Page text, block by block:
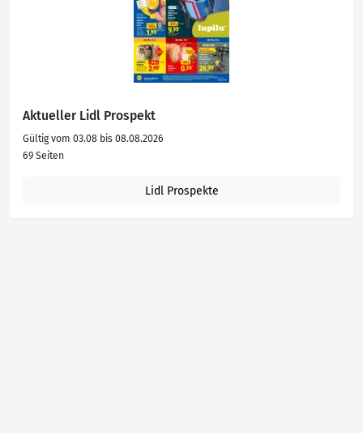
Aktueller Lidl Prospekt
Gültig vom 03.08 bis 08.08.2026
69 Seiten
Lidl Prospekte